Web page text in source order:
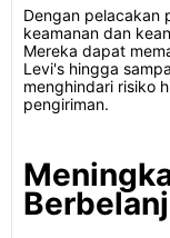
Dengan pelacakan
keamanan dan
Mereka dapat
Levi's hingga
menghindari risiko
pengiriman.